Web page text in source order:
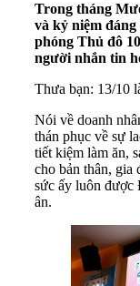
Trong tháng
và kỷ niệm
phóng Thủ đô
người nhắn tin
Thưa bạn: 13/10
Nói về doanh
thán phục về sự
tiết kiệm làm ăn,
cho bản thân, gia
sức ấy luôn được
ân.